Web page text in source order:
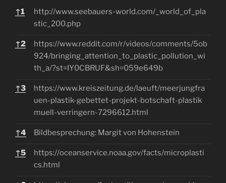
References
↑1
http://www.seebauers-world.com/_world_of_pla
stic_200.php
↑2
https://www.reddit.com/r/videos/comments/5ob
924/bringing_attention_to_plastic_pollution_wi
th_a/?st=IY0CBRUF&sh=059e649b
↑3
https://www.kreiszeitung.de/laeuft/meerjungfra
uen-plastik-gebettet-projekt-botschaft-plastik
muell-verringern-7296612.html
↑4 Bildbesprechung: Margit von Hohenstein
↑5
https://oceanservice.noaa.gov/facts/microplasti
cs.html